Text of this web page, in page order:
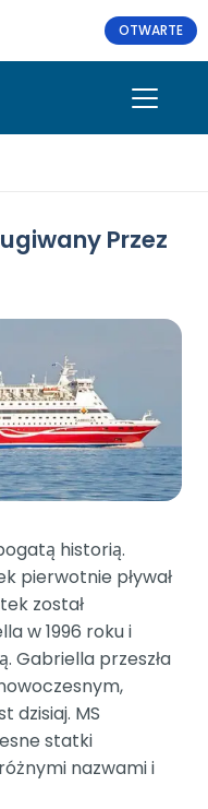
OTWARTE
Przez
historią.
pierwotnie pływał
został
w 1996 roku i
Gabriella przeszła
dzisiaj. MS
statki
nazwami i